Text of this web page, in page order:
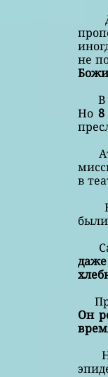
не
В
Но 8
в
Он
Не